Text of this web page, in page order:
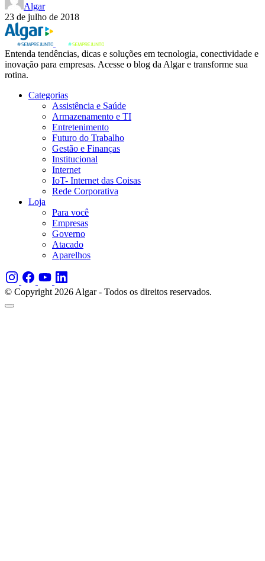
Algar
23 de julho de 2018
Entenda tendências, dicas e soluções em tecnologia, conectividade e
inovação para empresas. Acesse o blog da Algar e transforme sua
rotina.
Categorias
Assistência e Saúde
Armazenamento e TI
Entretenimento
Futuro do Trabalho
Gestão e Finanças
Institucional
Internet
IoT- Internet das Coisas
Rede Corporativa
Loja
Para você
Empresas
Governo
Atacado
Aparelhos
© Copyright 2026 Algar - Todos os direitos reservados.